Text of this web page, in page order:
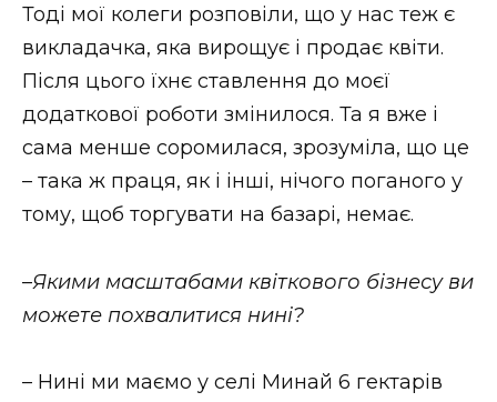
Тоді мої колеги розповіли, що у нас теж є
викладачка, яка вирощує і продає квіти.
Після цього їхнє ставлення до моєї
додаткової роботи змінилося. Та я вже і
сама менше соромилася, зрозуміла, що це
– така ж праця, як і інші, нічого поганого у
тому, щоб торгувати на базарі, немає.
–Якими масштабами квіткового бізнесу ви
можете похвалитися нині?
– Нині ми маємо у селі Минай 6 гектарів